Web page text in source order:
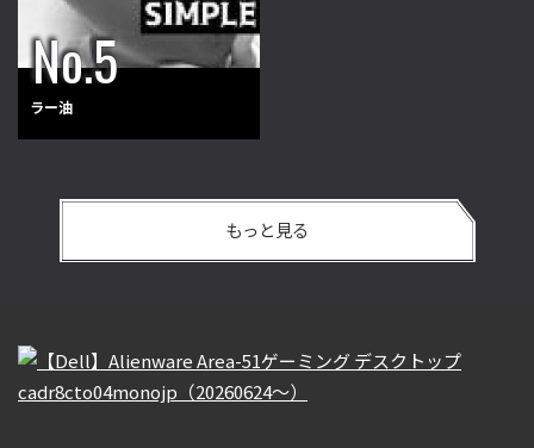
ラー油
もっと見る